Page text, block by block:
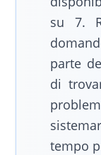
su 7.
parte
di
tempo